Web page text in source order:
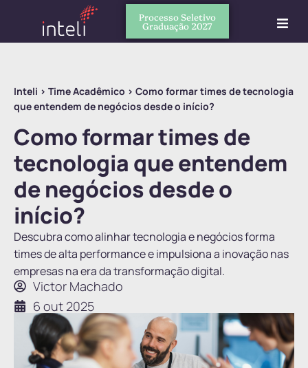
Processo Seletivo
Graduação 2027
Inteli > Time Acadêmico > Como formar times de tecnologia
que entendem de negócios desde o início?
Como formar times de
tecnologia que entendem
de negócios desde o
início?
Descubra como alinhar tecnologia e negócios forma
times de alta performance e impulsiona a inovação nas
empresas na era da transformação digital.
Victor Machado
6 out 2025